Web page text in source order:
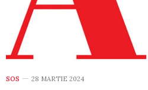
SOS 28 MARTIE 2024